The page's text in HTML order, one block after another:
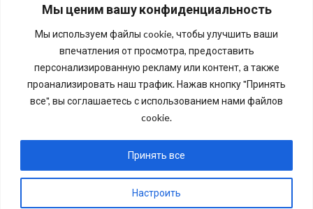
Мы ценим вашу конфиденциальность
Мы используем файлы cookie, чтобы улучшить ваши
впечатления от просмотра, предоставить
персонализированную рекламу или контент, а также
проанализировать наш трафик. Нажав кнопку "Принять
все", вы соглашаетесь с использованием нами файлов
cookie.
Настроить
Принять все
Последние номера наших газет
Copyright © 2026 Внутригородское муниципальное
образование города федерального значения Санкт-
Петербурга муниципальный округ №54. Все права
защищены.